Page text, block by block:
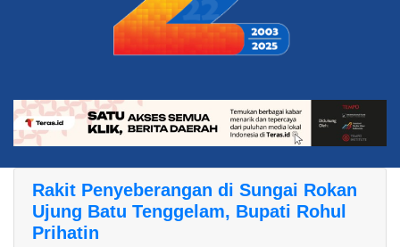
Rakit Penyeberangan di Sungai Rokan
Ujung Batu Tenggelam, Bupati Rohul
Prihatin